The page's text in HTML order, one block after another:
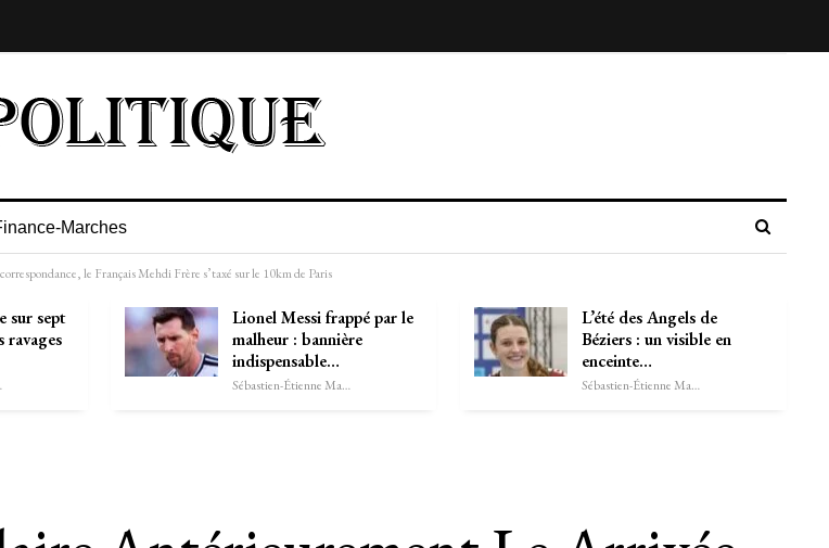
Marches
le Français Mehdi Frère s’taxé sur le 10km de Paris
sur sept
ravages
Lionel Messi frappé par le
malheur : bannière
indispensable…
Sébastien-Étienne Marechal
L’été des Angels de
Béziers : un visible en
enceinte…
Sébastien-Étienne Marechal